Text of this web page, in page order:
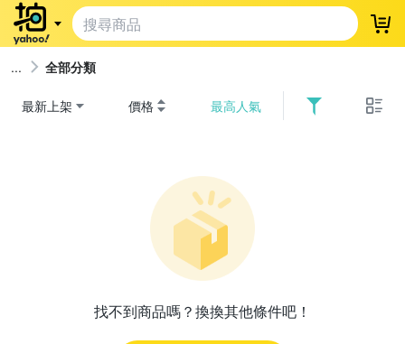
登
全部分類
最新上架 價格 最高人氣
找不到商品嗎？換換其他條件吧！